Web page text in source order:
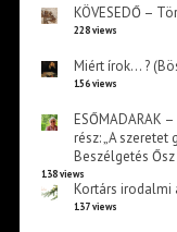
KÖVESEDŐ –
228 views
Miért írok… ?
156 views
ESŐMADARAK
rész: „A
Beszélgetés
138 views
Kortárs irodalmi
137 views